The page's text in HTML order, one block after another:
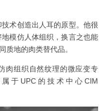
术创造出人耳的原型。他很
模仿人体组织，换言之也能
质地的肉类替代品。
肉组织自然纹理的微应变专
于UPC的技术中心CIM